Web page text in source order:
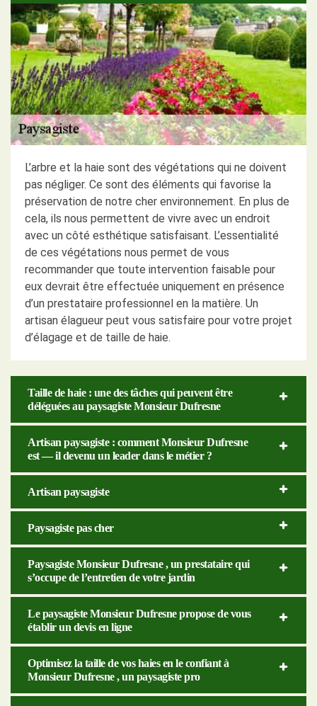
L’arbre et la haie sont des végétations qui ne doivent
pas négliger. Ce sont des éléments qui favorise la
préservation de notre cher environnement. En plus de
cela, ils nous permettent de vivre avec un endroit
avec un côté esthétique satisfaisant. L’essentialité
de ces végétations nous permet de vous
recommander que toute intervention faisable pour
eux devrait être effectuée uniquement en présence
d’un prestataire professionnel en la matière. Un
artisan élagueur peut vous satisfaire pour votre projet
d’élagage et de taille de haie.
Taille de haie : une des tâches qui peuvent être
déléguées au paysagiste Monsieur Dufresne
Artisan paysagiste : comment Monsieur Dufresne
est — il devenu un leader dans le métier ?
Artisan paysagiste
Paysagiste pas cher
Paysagiste Monsieur Dufresne , un prestataire qui
s’occupe de l’entretien de votre jardin
Le paysagiste Monsieur Dufresne propose de vous
établir un devis en ligne
Optimisez la taille de vos haies en le confiant à
Monsieur Dufresne , un paysagiste pro